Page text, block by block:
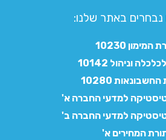
נבחרים באתר שלנו:​
המימון 10230
וניהול 10142
10280
למדעי החברה א'
למדעי החברה ב'
המחירים א'